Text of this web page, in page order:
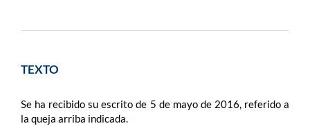
TEXTO
Se ha recibido su escrito de 5 de mayo de 2016, referido a
la queja arriba indicada.